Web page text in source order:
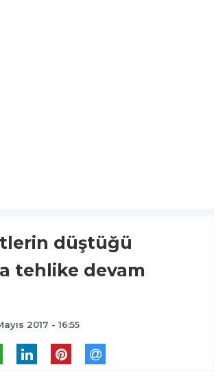
düştüğü
tehlike devam
2017 - 16:55